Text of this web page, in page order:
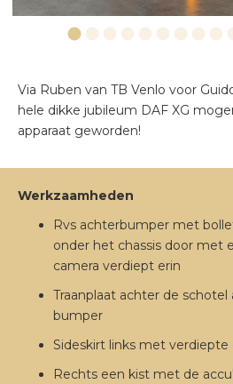
Via Ruben van TB Venlo voor
hele dikke jubileum DAF XG
apparaat geworden!
Werkzaamheden
Rvs achterbumper met
onder het chassis door met
camera verdiept erin
Traanplaat achter de schotel
bumper
Sideskirt links met verdiepte
Rechts een kist met de